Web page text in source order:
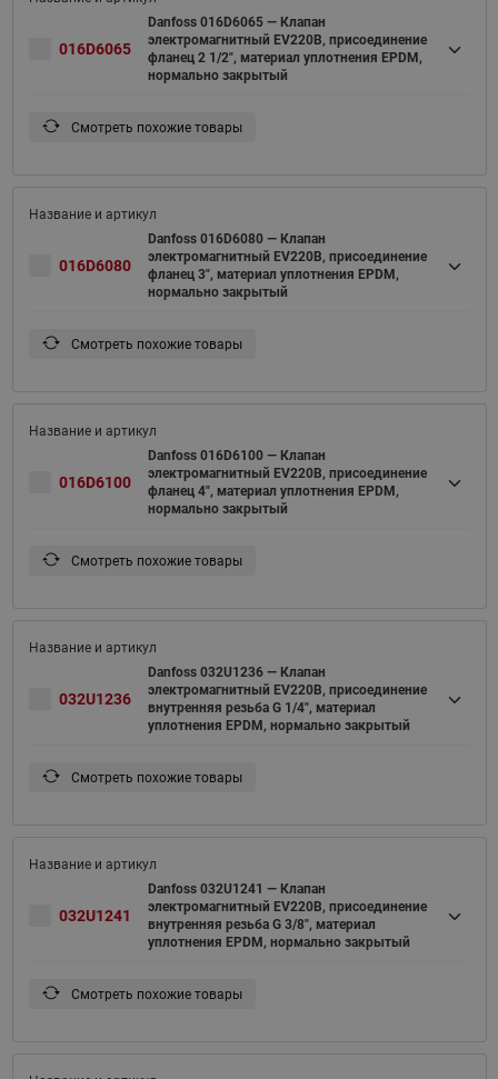
016D6065
Danfoss 016D6065 — Клапан
электромагнитный EV220B, присоединение
фланец 2 1/2", материал уплотнения EPDM,
нормально закрытый
Смотреть похожие товары
016D6080
Danfoss 016D6080 — Клапан
электромагнитный EV220B, присоединение
фланец 3", материал уплотнения EPDM,
нормально закрытый
Смотреть похожие товары
016D6100
Danfoss 016D6100 — Клапан
электромагнитный EV220B, присоединение
фланец 4", материал уплотнения EPDM,
нормально закрытый
Смотреть похожие товары
032U1236
Danfoss 032U1236 — Клапан
электромагнитный EV220B, присоединение
внутренняя резьба G 1/4", материал
уплотнения EPDM, нормально закрытый
Смотреть похожие товары
032U1241
Danfoss 032U1241 — Клапан
электромагнитный EV220B, присоединение
внутренняя резьба G 3/8", материал
уплотнения EPDM, нормально закрытый
Смотреть похожие товары